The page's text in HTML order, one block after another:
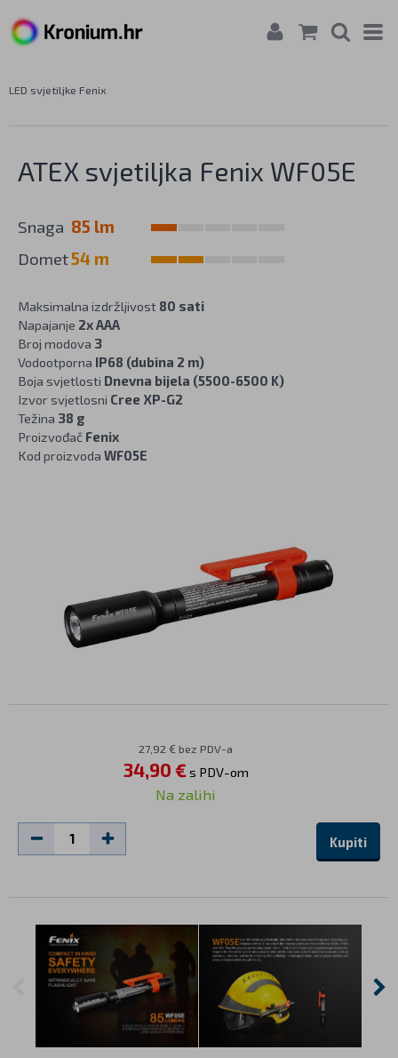
LED svjetiljke Fenix
ATEX svjetiljka Fenix WF05E
Snaga 85 lm
Domet54 m
Maksimalna izdržljivost 80 sati
Napajanje 2x AAA
Broj modova 3
Vodootporna IP68 (dubina 2 m)
Boja svjetlosti Dnevna bijela (5500-6500 K)
Izvor svjetlosni Cree XP-G2
Težina 38 g
Proizvođač Fenix
Kod proizvoda WF05E
27,92 € bez PDV-a
34,90 €s PDV-om
Na zalihi
Kupiti